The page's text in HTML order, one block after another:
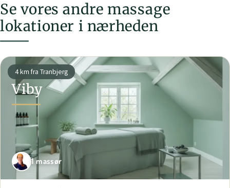
Se vores andre massage
lokationer i nærheden
4 km fra Tranbjerg
Viby
1 massør